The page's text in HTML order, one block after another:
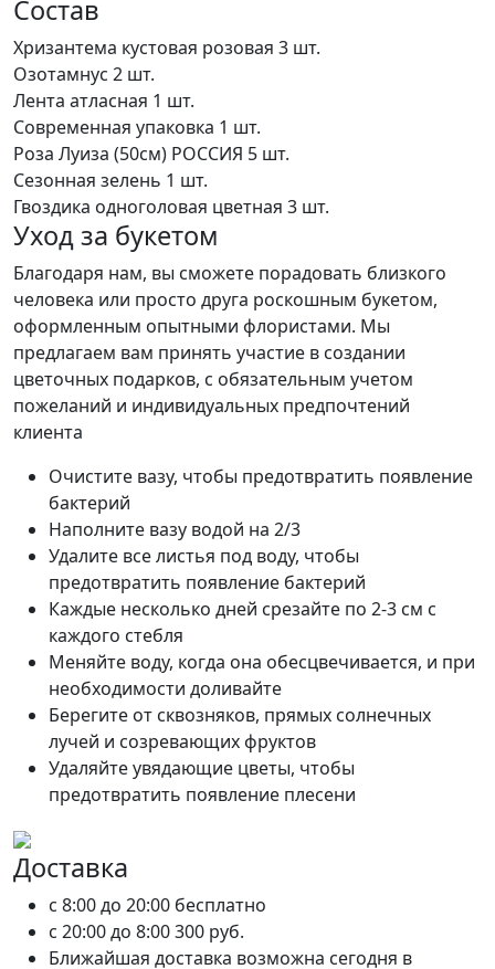
Состав
Хризантема кустовая розовая 3 шт.
Озотамнус 2 шт.
Лента атласная 1 шт.
Современная упаковка 1 шт.
Роза Луиза (50см) РОССИЯ 5 шт.
Сезонная зелень 1 шт.
Гвоздика одноголовая цветная 3 шт.
Уход за букетом
Благодаря нам, вы сможете порадовать близкого
человека или просто друга роскошным букетом,
оформленным опытными флористами. Мы
предлагаем вам принять участие в создании
цветочных подарков, с обязательным учетом
пожеланий и индивидуальных предпочтений
клиента
Очистите вазу, чтобы предотвратить появление
бактерий
Наполните вазу водой на 2/3
Удалите все листья под воду, чтобы
предотвратить появление бактерий
Каждые несколько дней срезайте по 2-3 см с
каждого стебля
Меняйте воду, когда она обесцвечивается, и при
необходимости доливайте
Берегите от сквозняков, прямых солнечных
лучей и созревающих фруктов
Удаляйте увядающие цветы, чтобы
предотвратить появление плесени
Доставка
c 8:00 до 20:00 бесплатно
c 20:00 до 8:00300 руб.
Ближайшая доставка возможна сегодня в